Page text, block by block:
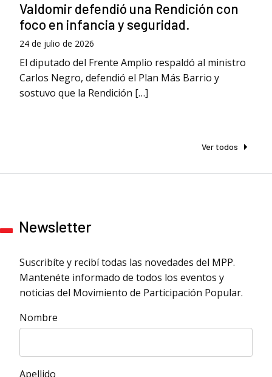
Valdomir defendió una Rendición con
foco en infancia y seguridad.
24 de julio de 2026
El diputado del Frente Amplio respaldó al ministro
Carlos Negro, defendió el Plan Más Barrio y
sostuvo que la Rendición […]
Ver todos
Newsletter
Suscribíte y recibí todas las novedades del MPP.
Mantenéte informado de todos los eventos y
noticias del Movimiento de Participación Popular.
Nombre
Apellido